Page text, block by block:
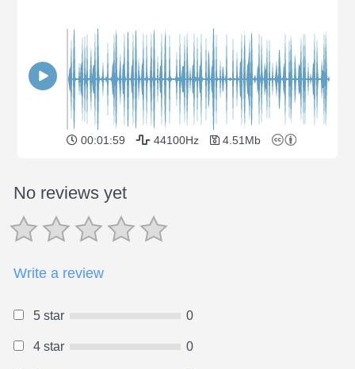
00:01:59 44100Hz 4.51Mb
No reviews yet
Write a review
5 star 0
4 star 0